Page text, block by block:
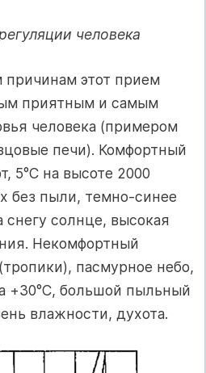
человека
причинам этот прием
приятным и самым
человека (примером
печи). Комфортный
5°С на высоте 2000
без пыли, темно-синее
солнце, высокая
Некомфортный
пасмурное небо,
+30°С, большой пыльный
влажности, духота.